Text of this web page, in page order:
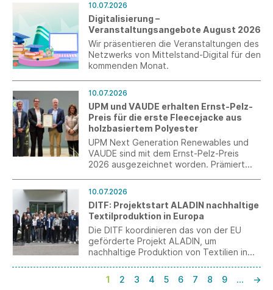
Unternehmen mit internen
Meldesystemen. Die Teilnahme ist bis zum
31. Juli 2026 möglich.
10.07.2026
Digitalisierung –
Veranstaltungsangebote August 2026
Wir präsentieren die Veranstaltungen des
Netzwerks von Mittelstand-Digital für den
kommenden Monat.
10.07.2026
UPM und VAUDE erhalten Ernst-Pelz-
Preis für die erste Fleecejacke aus
holzbasiertem Polyester
UPM Next Generation Renewables und
VAUDE sind mit dem Ernst-Pelz-Preis
2026 ausgezeichnet worden. Prämiert
holzbasiertem Polyester. Die
Auszeichnung wurde am 6. Juli im Rahmen
des C.A.R.M.E.N.-Symposiums in
Straubing von Bayerns
Wirtschaftsminister Hubert Aiwanger
überreicht.
10.07.2026
DITF: Projektstart ALADIN nachhaltige
Textilproduktion in Europa
Die DITF koordinieren das von der EU
geförderte Projekt ALADIN, um
nachhaltige Produktion von Textilien in
1
2 3 4 5 6 7 8 9 … →